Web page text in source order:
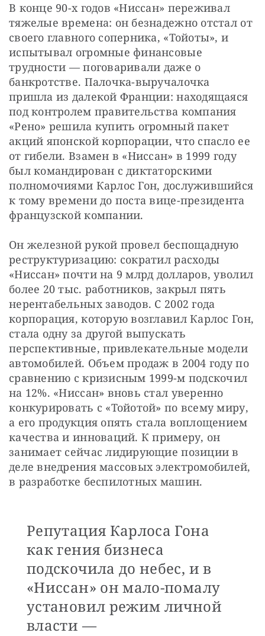
В конце 90-х годов «Ниссан» переживал
тяжелые времена: он безнадежно отстал от
своего главного соперника, «Тойоты», и
испытывал огромные финансовые
трудности — поговаривали даже о
банкротстве. Палочка-выручалочка
пришла из далекой Франции: находящаяся
под контролем правительства компания
«Рено» решила купить огромный пакет
акций японской корпорации, что спасло ее
от гибели. Взамен в «Ниссан» в 1999 году
был командирован с диктаторскими
полномочиями Карлос Гон, дослужившийся
к тому времени до поста вице-президента
французской компании.
Он железной рукой провел беспощадную
реструктуризацию: сократил расходы
«Ниссан» почти на 9 млрд долларов, уволил
более 20 тыс. работников, закрыл пять
нерентабельных заводов. С 2002 года
корпорация, которую возглавил Карлос Гон,
стала одну за другой выпускать
перспективные, привлекательные модели
автомобилей. Объем продаж в 2004 году по
сравнению с кризисным 1999-м подскочил
на 12%. «Ниссан» вновь стал уверенно
конкурировать с «Тойотой» по всему миру,
а его продукция опять стала воплощением
качества и инноваций. К примеру, он
занимает сейчас лидирующие позиции в
деле внедрения массовых электромобилей,
в разработке беспилотных машин.
Репутация Карлоса Гона
как гения бизнеса
подскочила до небес, и в
«Ниссан» он мало-помалу
установил режим личной
власти —